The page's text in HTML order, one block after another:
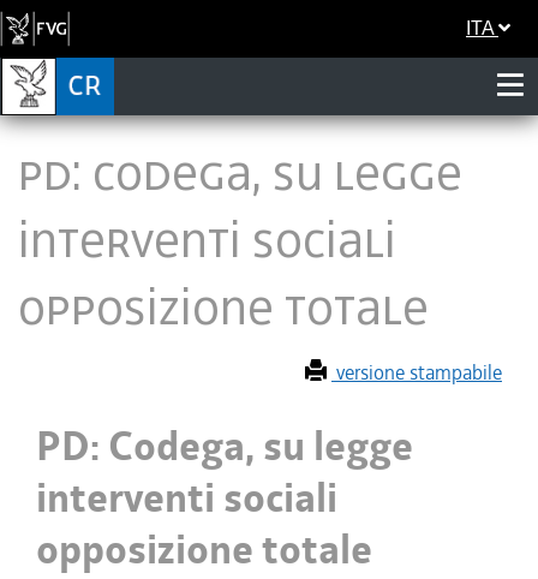
ITA
PD: Codega, su legge
interventi sociali
opposizione totale
versione stampabile
PD: Codega, su legge
interventi sociali
opposizione totale